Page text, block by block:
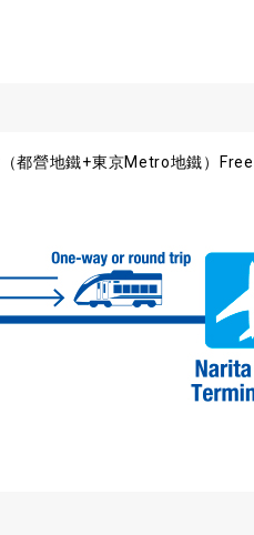
都營地鐵+東京Metro地鐵）